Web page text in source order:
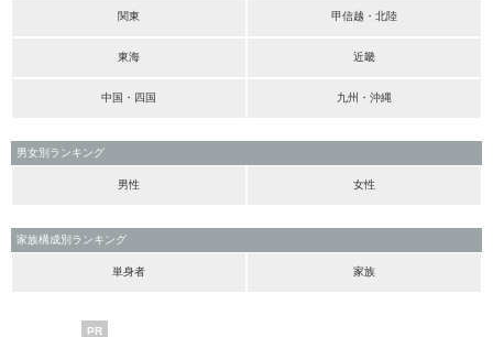
関東 甲信越・北陸
東海 近畿
中国・四国 九州・沖縄
男女別ランキング
男性 女性
家族構成別ランキング
単身者 家族
PR